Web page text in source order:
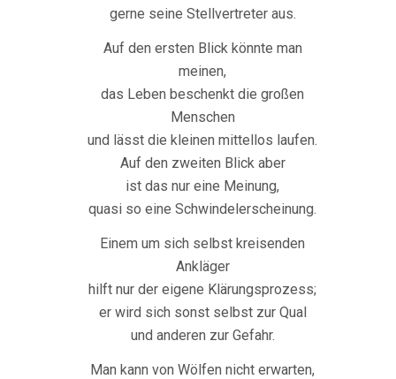
gerne seine Stellvertreter aus.
Auf den ersten Blick könnte man
meinen,
das Leben beschenkt die großen
Menschen
und lässt die kleinen mittellos laufen.
Auf den zweiten Blick aber
ist das nur eine Meinung,
quasi so eine Schwindelerscheinung.
Einem um sich selbst kreisenden
Ankläger
hilft nur der eigene Klärungsprozess;
er wird sich sonst selbst zur Qual
und anderen zur Gefahr.
Man kann von Wölfen nicht erwarten,